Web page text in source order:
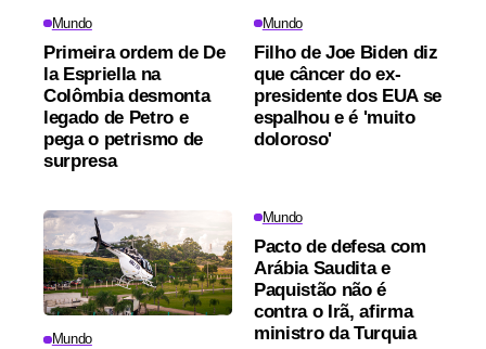
Mundo
Primeira ordem de De
la Espriella na
Colômbia desmonta
legado de Petro e
pega o petrismo de
surpresa
Mundo
Filho de Joe Biden diz
que câncer do ex-
presidente dos EUA se
espalhou e é 'muito
doloroso'
Mundo
Mundo
Pacto de defesa com
Arábia Saudita e
Paquistão não é
contra o Irã, afirma
ministro da Turquia